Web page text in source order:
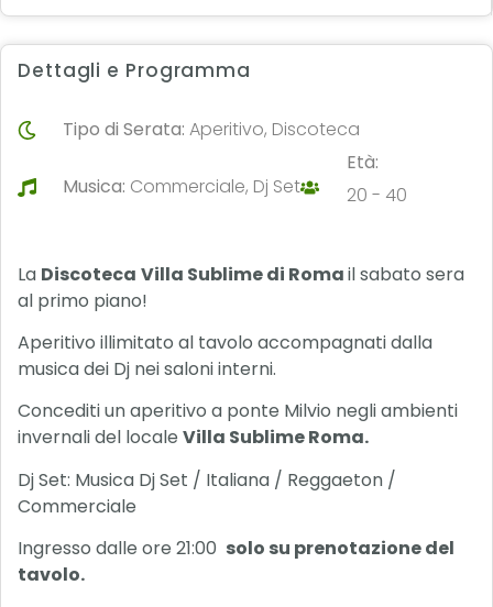
Dettagli e Programma
Tipo di Serata:Aperitivo, Discoteca
Musica: Commerciale, Dj Set
Età:
20 - 40
La Discoteca Villa Sublime di Romail sabato sera
al primo piano!
Aperitivo illimitato al tavolo accompagnati dalla
musica dei Dj nei saloni interni.
Concediti un aperitivo a ponte Milvio negli ambienti
invernali del locale Villa Sublime Roma.
Dj Set: Musica Dj Set / Italiana / Reggaeton /
Commerciale
Ingresso dalle ore 21:00 solo su prenotazione del
tavolo.